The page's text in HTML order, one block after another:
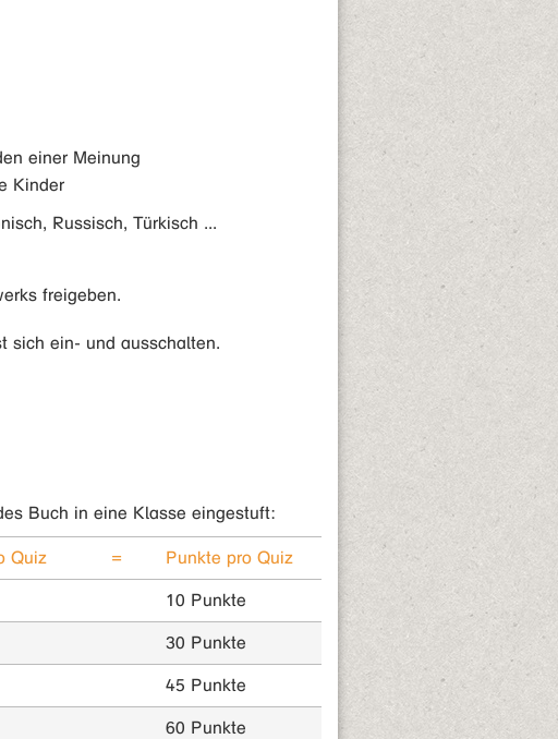
einer Meinung
Kinder
Russisch, Türkisch ...
freigeben.
sich ein- und ausschalten.
Buch in eine Klasse eingestuft:
Quiz = Punkte pro Quiz
10 Punkte
30 Punkte
45 Punkte
60 Punkte